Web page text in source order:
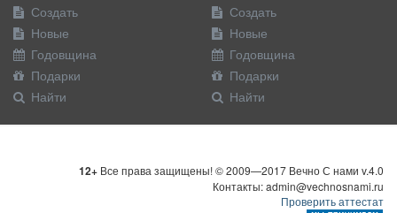
Создать
Новые
Годовщина
Подарки
Найти
Создать
Новые
Годовщина
Подарки
Найти
12+ Все права защищены! © 2009—2017 Вечно С нами v.4.0
Контакты: admin@vechnosnami.ru
Проверить аттестат